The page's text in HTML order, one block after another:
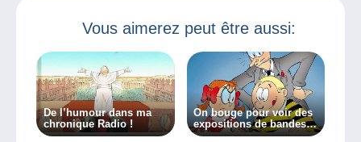
Vous aimerez peut être aussi:
De l’humour dans ma
chronique Radio !
On bouge pour voir des
expositions de bandes
dessinées et on